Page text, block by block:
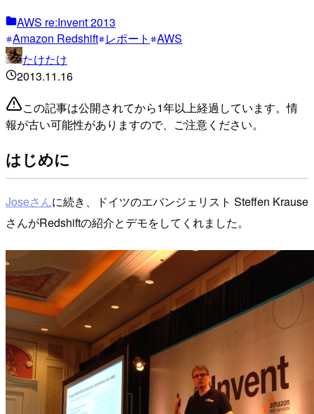
AWS re:Invent 2013
Amazon Redshift レポート
AWS
たけたけ
2013.11.16
この記事は公開されてから1年以上経過しています。情
報が古い可能性がありますので、ご注意ください。
はじめに
Joseさんに続き、ドイツのエバンジェリスト Steffen Krause
さんがRedshiftの紹介とデモをしてくれました。